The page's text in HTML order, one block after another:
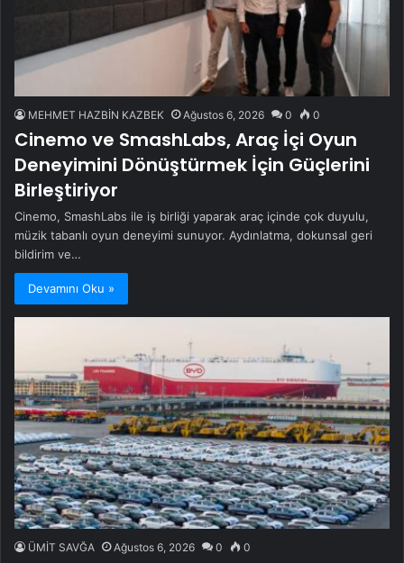
MEHMET HAZBİN KAZBEK Ağustos 6, 2026 0 0
Cinemo ve SmashLabs, Araç İçi Oyun
Deneyimini Dönüştürmek İçin Güçlerini
Birleştiriyor
Cinemo, SmashLabs ile iş birliği yaparak araç içinde çok duyulu,
müzik tabanlı oyun deneyimi sunuyor. Aydınlatma, dokunsal geri
bildirim ve…
Devamını Oku »
ÜMİT SAVĞA Ağustos 6, 2026 0 0